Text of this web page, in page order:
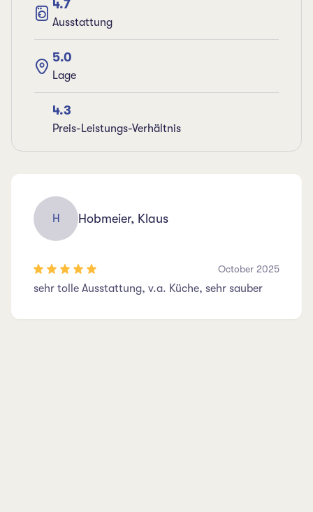
4.7
Ausstattung
5.0
Lage
4.3
Preis-Leistungs-Verhältnis
H Hobmeier, Klaus
October 2025
sehr tolle Ausstattung, v.a. Küche, sehr sauber